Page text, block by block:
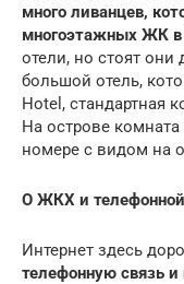
много ливанцев,
многоэтажных ЖК в
отели, но стоят они
большой отель,
Hotel, стандартная
На острове комната
номере с видом на
О ЖКХ и
Интернет здесь
телефонную связь и